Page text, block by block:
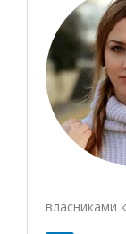
власниками